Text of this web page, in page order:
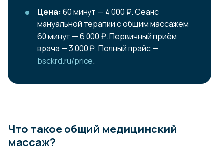
Цена: 60 минут — 4 000 ₽. Сеанс
мануальной терапии с общим массажем
60 минут — 6 000 ₽. Первичный приём
врача — 3 000 ₽. Полный прайс —
bsckrd.ru/price.
Что такое общий медицинский
массаж?